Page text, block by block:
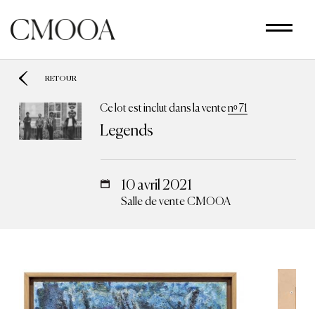
contenu
principal
RETOUR
Ce lot est inclut dans la ventenᵒ 71
Legends
10 avril 2021
Salle de vente CMOOA